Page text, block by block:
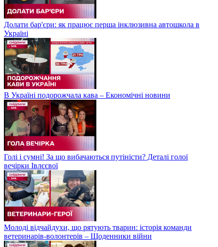
Долати бар'єри: як працює перша інклюзивна автошкола в
Україні
В Україні подорожчала кава – Економічні новини
Голі і сумні! За що вибачаються путіністи? Деталі голої
вечірки Івлєєвої
Молоді відчайдухи, що рятують тварин: історія команди
ветеринарів-волонтерів – Щоденники війни